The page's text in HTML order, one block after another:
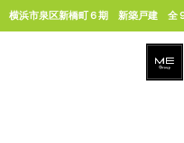
横浜市泉区新橋町６期 新築戸建 全９